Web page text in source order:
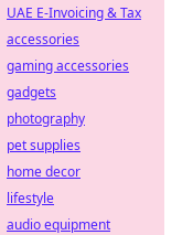
UAE E-Invoicing & Tax
accessories
gaming accessories
gadgets
photography
pet supplies
home decor
lifestyle
audio equipment